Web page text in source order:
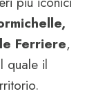
Ferriere,
quale il